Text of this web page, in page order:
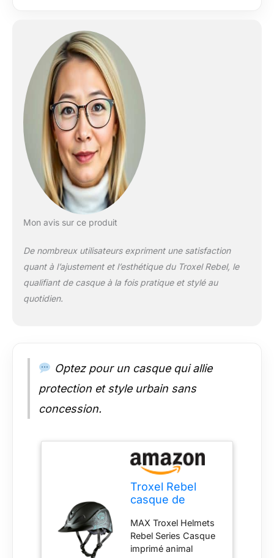
- 7), M (7 - 7 1/4), L (7
1/4 - 7 3/4/4) 8) 04-
275
Mon avis sur ce produit
De nombreux utilisateurs expriment une satisfaction
quant à l’ajustement et l’esthétique du Troxel Rebel, le
qualifiant de casque à la fois pratique et stylé au
quotidien.
Optez pour un casque qui allie
protection et style urbain sans
concession.
Troxel Rebel
casque de
femme,
Turquoise Rose
MAX Troxel Helmets
Rebel Series Casque
imprimé animal